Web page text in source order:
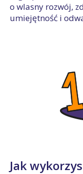
o wlasny rozwój,
umiejętność i
Jak